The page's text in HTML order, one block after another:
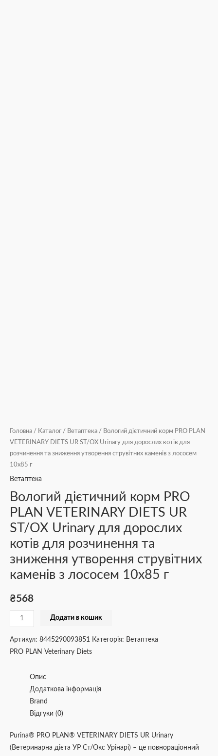
Головна / Каталог / Ветаптека / Вологий дієтичний корм PRO PLAN
VETERINARY DIETS UR ST/OX Urinary для дорослих котів для
розчинення та зниження утворення струвітних каменів з лососем
10х85 г
Ветаптека
Вологий дієтичний корм PRO
PLAN VETERINARY DIETS UR
ST/OX Urinary для дорослих
котів для розчинення та
зниження утворення струвітних
каменів з лососем 10х85 г
₴568
Додати в кошик
Артикул: 8445290093851 Категорія: Ветаптека
PRO PLAN Veterinary Diets
Опис
Додаткова інформація
Brand
Відгуки (0)
Purina® PRO PLAN® VETERINARY DIETS UR Urinary
(Ветеринарна дієта УР Ст/Окс Урінарі) – це повнораціонний